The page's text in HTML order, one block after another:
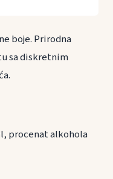
boje. Prirodna
sa diskretnim
procenat alkohola